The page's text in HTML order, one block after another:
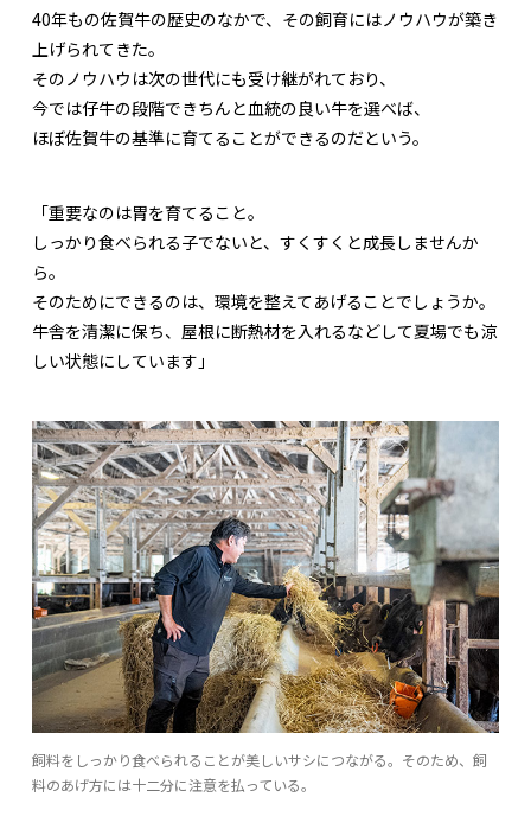
40年もの佐賀牛の歴史のなかで、その飼育にはノウハウが築き
上げられてきた。
そのノウハウは次の世代にも受け継がれており、
今では仔牛の段階できちんと血統の良い牛を選べば、
ほぼ佐賀牛の基準に育てることができるのだという。
「重要なのは胃を育てること。
しっかり食べられる子でないと、すくすくと成長しませんか
ら。
そのためにできるのは、環境を整えてあげることでしょうか。
牛舎を清潔に保ち、屋根に断熱材を入れるなどして夏場でも涼
しい状態にしています」
飼料をしっかり食べられることが美しいサシにつながる。そのため、飼
料のあげ方には十二分に注意を払っている。